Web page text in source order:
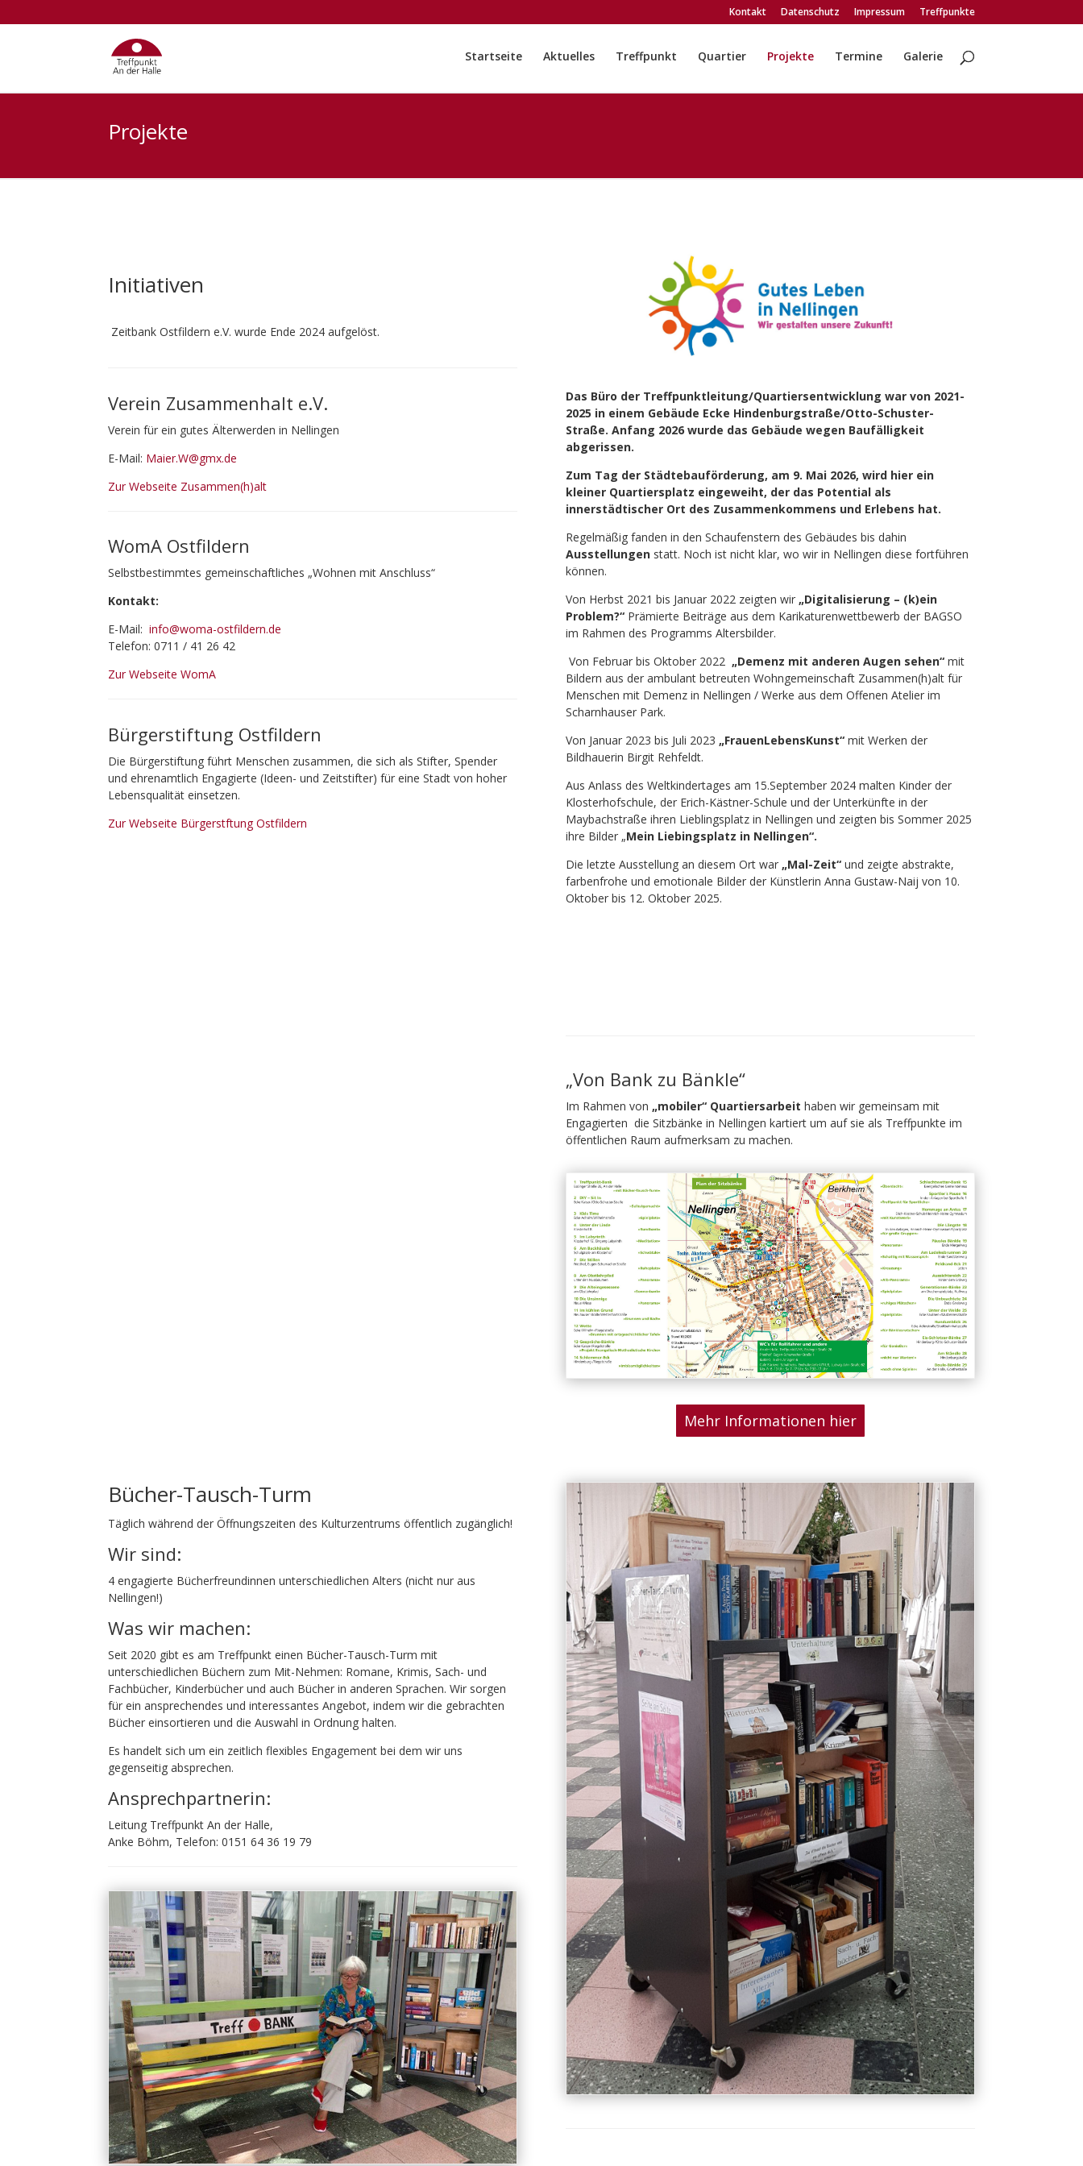
Kontakt Datenschutz Impressum Treffpunkte
Startseite Aktuelles Treffpunkt Quartier Projekte Termine Galerie
Projekte
Initiativen
Zeitbank Ostfildern e.V. wurde Ende 2024 aufgelöst.
Verein Zusammenhalt e.V.
Verein für ein gutes Älterwerden in Nellingen
E-Mail: Maier.W@gmx.de
Zur Webseite Zusammen(h)alt
WomA Ostfildern
Selbstbestimmtes gemeinschaftliches „Wohnen mit Anschluss“
Kontakt:
E-Mail:info@woma-ostfildern.de
Telefon: 0711 / 41 26 42
Zur Webseite WomA
Bürgerstiftung Ostfildern
Die Bürgerstiftung führt Menschen zusammen, die sich als Stifter, Spender
und ehrenamtlich Engagierte (Ideen- und Zeitstifter) für eine Stadt von hoher
Lebensqualität einsetzen.
Zur Webseite Bürgerstftung Ostfildern
Das Büro der Treffpunktleitung/Quartiersentwicklung war von 2021-
2025 in einem Gebäude Ecke Hindenburgstraße/Otto-Schuster-
Straße. Anfang 2026 wurde das Gebäude wegen Baufälligkeit
abgerissen.
Zum Tag der Städtebauförderung, am 9. Mai 2026, wird hier ein
kleiner Quartiersplatz eingeweiht, der das Potential als
innerstädtischer Ort des Zusammenkommens und Erlebens hat.
Regelmäßig fanden in den Schaufenstern des Gebäudes bis dahin
Ausstellungenstatt. Noch ist nicht klar, wo wir in Nellingen diese fortführen
können.
Von Herbst 2021 bis Januar 2022 zeigten wir „Digitalisierung – (k)ein
Problem?“Prämierte Beiträge aus dem Karikaturenwettbewerb der BAGSO
im Rahmen des Programms Altersbilder.
Von Februar bis Oktober 2022 „Demenz mit anderen Augen sehen“mit
Bildern aus der ambulant betreuten Wohngemeinschaft Zusammen(h)alt für
Menschen mit Demenz in Nellingen / Werke aus dem Offenen Atelier im
Scharnhauser Park.
Von Januar 2023 bis Juli 2023 „FrauenLebensKunst“mit Werken der
Bildhauerin Birgit Rehfeldt.
Aus Anlass des Weltkindertages am 15.September 2024 malten Kinder der
Klosterhofschule, der Erich-Kästner-Schule und der Unterkünfte in der
Maybachstraße ihren Lieblingsplatz in Nellingen und zeigten bis Sommer 2025
ihre Bilder „Mein Liebingsplatz in Nellingen“.
Die letzte Ausstellung an diesem Ort war„Mal-Zeit“ und zeigte abstrakte,
farbenfrohe und emotionale Bilder der Künstlerin Anna Gustaw-Naij von 10.
Oktober bis 12. Oktober 2025.
„Von Bank zu Bänkle“
Im Rahmen von „mobiler“ Quartiersarbeit haben wir gemeinsam mit
Engagierten die Sitzbänke in Nellingen kartiert um auf sie als Treffpunkte im
öffentlichen Raum aufmerksam zu machen.
Mehr Informationen hier
Bücher-Tausch-Turm
Täglich während der Öffnungszeiten des Kulturzentrums öffentlich zugänglich!
Wir sind:
4 engagierte Bücherfreundinnen unterschiedlichen Alters (nicht nur aus
Nellingen!)
Was wir machen:
Seit 2020 gibt es am Treffpunkt einen Bücher-Tausch-Turm mit
unterschiedlichen Büchern zum Mit-Nehmen: Romane, Krimis, Sach- und
Fachbücher, Kinderbücher und auch Bücher in anderen Sprachen. Wir sorgen
für ein ansprechendes und interessantes Angebot, indem wir die gebrachten
Bücher einsortieren und die Auswahl in Ordnung halten.
Es handelt sich um ein zeitlich flexibles Engagement bei dem wir uns
gegenseitig absprechen.
Ansprechpartnerin:
Leitung Treffpunkt An der Halle,
Anke Böhm, Telefon: 0151 64 36 19 79